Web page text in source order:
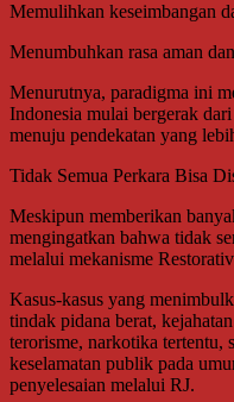
Memulihkan keseimbangan
Menumbuhkan rasa aman
Menurutnya, paradigma ini
Indonesia mulai bergerak
menuju pendekatan yang
Tidak Semua Perkara Bisa
Meskipun memberikan
mengingatkan bahwa tidak
melalui mekanisme
Kasus-kasus yang
tindak pidana berat,
terorisme, narkotika tertentu,
keselamatan publik pada
penyelesaian melalui RJ.